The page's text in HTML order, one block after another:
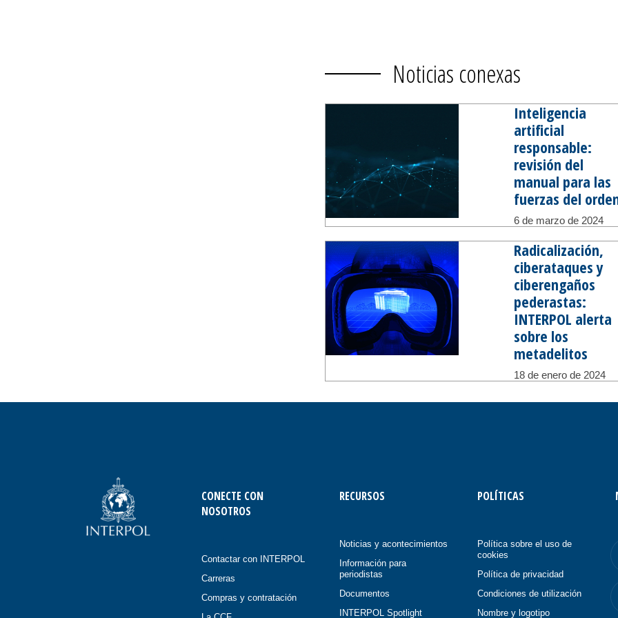
Noticias conexas
Inteligencia
artificial
responsable:
revisión del
manual para las
fuerzas del
6 de marzo de 2024
Radicalización,
ciberataques y
ciberengaños
pederastas:
INTERPOL alerta
sobre los
metadelitos
18 de enero de 2024
CONECTE CON
NOSOTROS
Contactar con INTERPOL
Carreras
Compras y contratación
RECURSOS
Noticias y acontecimientos
Información para
periodistas
Documentos
INTERPOL Spotlight
POLÍTICAS
Política sobre el uso de
cookies
Política de privacidad
Condiciones de utilización
Nombre y logotipo